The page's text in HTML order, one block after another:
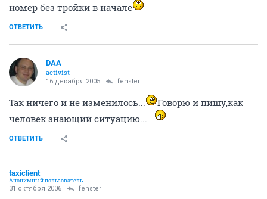
номер без тройки в начале
ОТВЕТИТЬ
DAA
activist
16 декабря 2005 fenster
Так ничего и не изменилось...
Говорю и пишу,как
человек знающий ситуацию...
ОТВЕТИТЬ
taxiclient
Анонимный пользователь
31 октября 2006 fenster